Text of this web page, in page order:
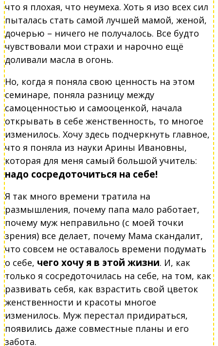
что я плохая, что неумеха. Хоть я изо всех сил
пыталась стать самой лучшей мамой, женой,
дочерью – ничего не получалось. Все будто
чувствовали мои страхи и нарочно ещё
доливали масла в огонь.
Но, когда я поняла свою ценность на этом
семинаре, поняла разницу между
самоценностью и самооценкой, начала
открывать в себе женственность, то многое
изменилось. Хочу здесь подчеркнуть главное,
что я поняла из науки Арины Ивановны,
которая для меня самый большой учитель:
надо сосредоточиться на себе!
Я так много времени тратила на
размышления, почему папа мало работает,
почему муж неправильно (с моей точки
зрения) все делает, почему Мама скандалит,
что совсем не оставалось времени подумать
о себе, чего хочу я в этой жизни. И, как
только я сосредоточилась на себе, на том, как
развивать себя, как взрастить свой цветок
женственности и красоты многое
изменилось. Муж перестал придираться,
появились даже совместные планы и его
забота.